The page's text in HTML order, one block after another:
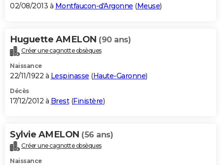
02/08/2013 à Montfaucon-d'Argonne (Meuse)
Huguette AMELON (90 ans)
Créer une cagnotte obsèques
Naissance
22/11/1922 à Lespinasse (Haute-Garonne)
Décès
17/12/2012 à Brest(Finistère)
Sylvie AMELON (56 ans)
Créer une cagnotte obsèques
Naissance